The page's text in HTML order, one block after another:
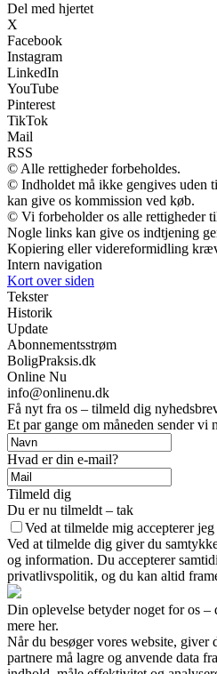
Del med hjertet
X
Facebook
Instagram
LinkedIn
YouTube
Pinterest
TikTok
Mail
RSS
© Alle rettigheder forbeholdes.
© Indholdet må ikke gengives uden
kan give os kommission ved køb.
© Vi forbeholder os alle rettigheder
Nogle links kan give os indtjening
Kopiering eller videreformidling
Intern navigation
Kort over siden
Tekster
Historik
Update
Abonnementsstrøm
BoligPraksis.dk
Online Nu
info@onlinenu.dk
Få nyt fra os – tilmeld dig
Et par gange om måneden sender
Hvad er din e-mail?
Tilmeld dig
Du er nu tilmeldt – tak
Ved at tilmelde mig accepterer
Ved at tilmelde dig giver du
og information. Du accepterer
privatlivspolitik, og du kan altid
Din oplevelse betyder noget for os
mere her.
Når du besøger vores website, giver
partnere må lagre og anvende data